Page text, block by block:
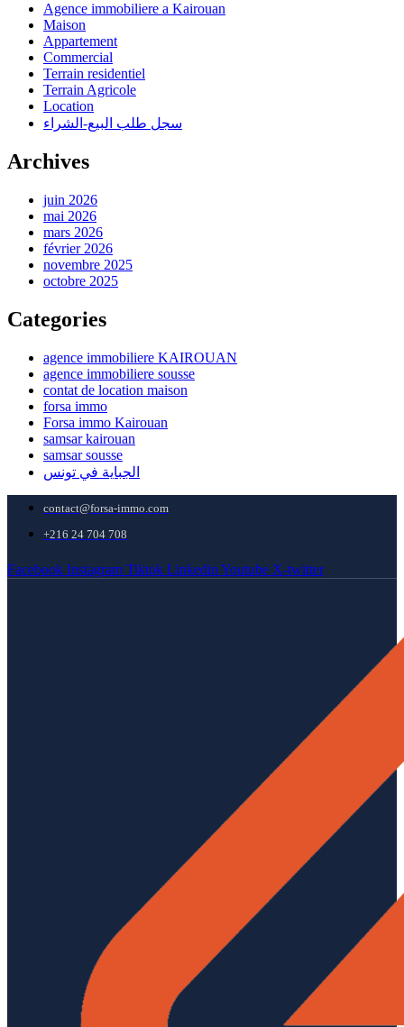
Agence immobiliere a Kairouan
Maison
Appartement
Commercial
Terrain residentiel
Terrain Agricole
Location
سجل طلب البيع-الشراء
Archives
juin 2026
mai 2026
mars 2026
février 2026
novembre 2025
octobre 2025
Categories
agence immobiliere KAIROUAN
agence immobiliere sousse
contat de location maison
forsa immo
Forsa immo Kairouan
samsar kairouan
samsar sousse
الجباية في تونس
contact@forsa-immo.com
+216 24 704 708
Facebook Instagram Tiktok Linkedin Youtube X-twitter